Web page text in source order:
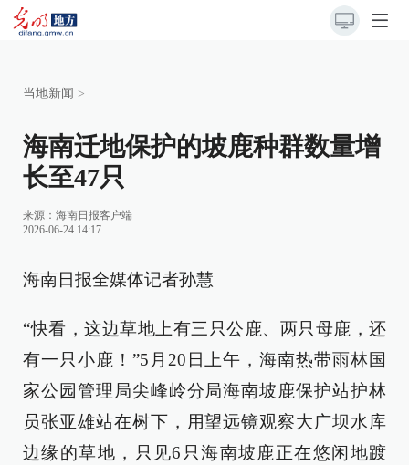
当地新闻 >
海南迁地保护的坡鹿种群数量增
长至47只
来源： 海南日报客户端
2026-06-24 14:17
海南日报全媒体记者孙慧
“快看，这边草地上有三只公鹿、两只母鹿，还
有一只小鹿！”5月20日上午，海南热带雨林国
家公园管理局尖峰岭分局海南坡鹿保护站护林
员张亚雄站在树下，用望远镜观察大广坝水库
边缘的草地，只见6只海南坡鹿正在悠闲地踱